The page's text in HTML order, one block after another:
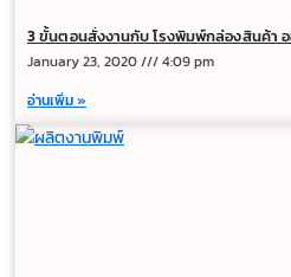
3 ขั้นตอนสั่งงานกับ โรงพิมพ์กล่องสินค้า
January 23, 2020
4:09 pm
อ่านเพิ่ม »